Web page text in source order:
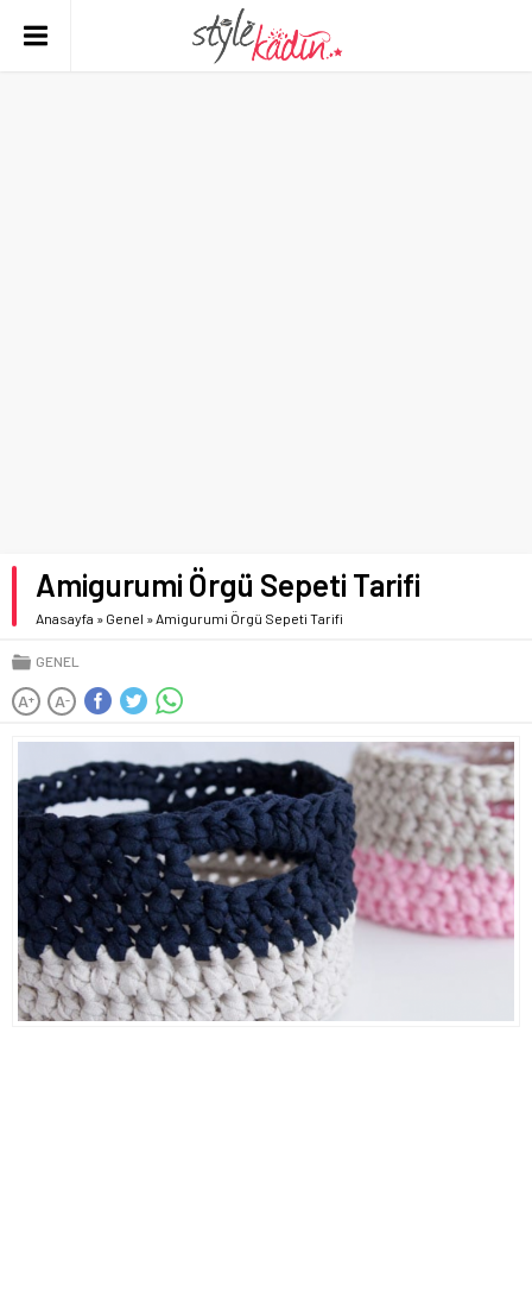
Amigurumi Örgü Sepeti Tarifi
Anasayfa » Genel »Amigurumi Örgü Sepeti Tarifi
GENEL
A+ A-